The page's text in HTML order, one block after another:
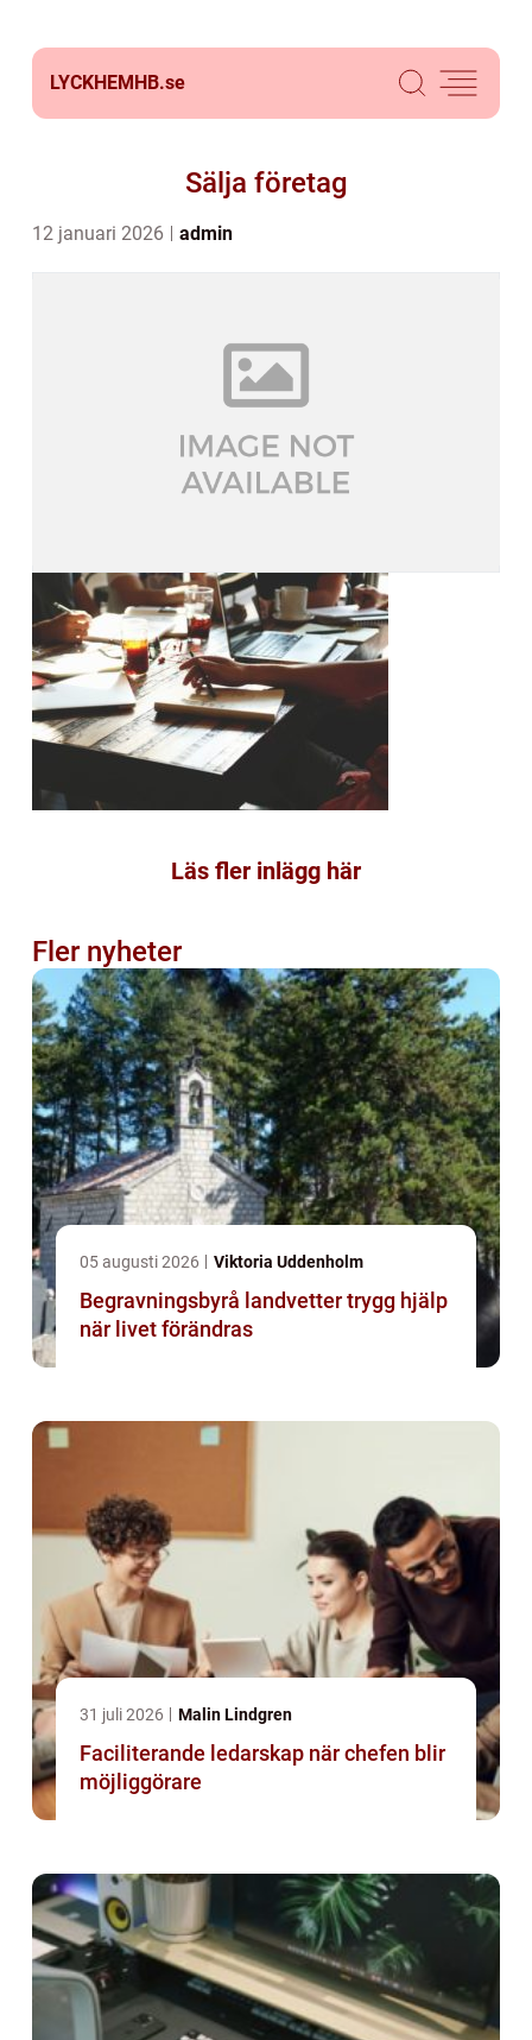
LYCKHEMHB.se
Sälja företag
12 januari 2026 admin
Läs fler inlägg här
Fler nyheter
05 augusti 2026 Viktoria Uddenholm
Begravningsbyrå landvetter trygg hjälp
när livet förändras
31 juli 2026 Malin Lindgren
Faciliterande ledarskap när chefen blir
möjliggörare